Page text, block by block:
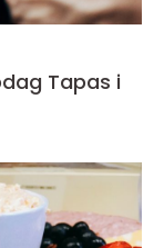
Tapas i